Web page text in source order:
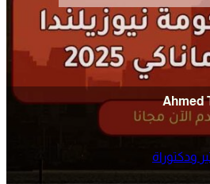
Ahmed
ودكتوراة